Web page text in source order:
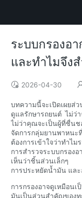
ระบบกรองอ
และทำไมจึง
2026-04-30
บทความนี้จะเปิดเผยส่
ดูแลรักษารถยนต์ ไม่ว่
ไม่ว่าคุณจะเป็นผู้ที่ชื่น
จัดการกลุ่มยานพาห
ต้องการเข้าใจว่าทำไ
การสำรวจระบบกรอง
เห็นว่าชิ้นส่วนเล็กๆ
การประหยัดน้ำมัน และ
การกรองอาจดูเหมือน
มันเป็นส่วนสำคัญของ